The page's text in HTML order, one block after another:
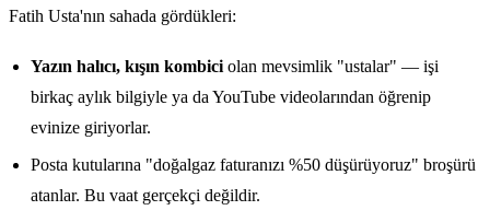
Fatih Usta'nın sahada gördükleri:
Yazın halıcı, kışın kombici olan mevsimlik "ustalar" — işi
birkaç aylık bilgiyle ya da YouTube videolarından öğrenip
evinize giriyorlar.
Posta kutularına "doğalgaz faturanızı %50 düşürüyoruz" broşürü
atanlar. Bu vaat gerçekçi değildir.